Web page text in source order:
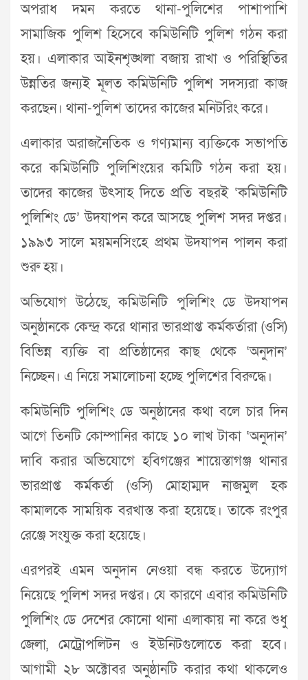
অপরাধ দমন করতে থানা-পুলিশের পাশাপাশি
সামাজিক পুলিশ হিসেবে কমিউনিটি পুলিশ গঠন করা
হয়। এলাকার আইনশৃঙ্খলা বজায় রাখা ও পরিস্থিতির
উন্নতির জন্যই মূলত কমিউনিটি পুলিশ সদস্যরা কাজ
করছেন। থানা-পুলিশ তাদের কাজের মনিটরিং করে।
এলাকার অরাজনৈতিক ও গণ্যমান্য ব্যক্তিকে সভাপতি
করে কমিউনিটি পুলিশিংয়ের কমিটি গঠন করা হয়।
তাদের কাজের উৎসাহ দিতে প্রতি বছরই ‘কমিউনিটি
পুলিশিং ডে’ উদযাপন করে আসছে পুলিশ সদর দপ্তর।
১৯৯৩ সালে ময়মনসিংহে প্রথম উদযাপন পালন করা
শুরু হয়।
অভিযোগ উঠেছে, কমিউনিটি পুলিশিং ডে উদযাপন
অনুষ্ঠানকে কেন্দ্র করে থানার ভারপ্রাপ্ত কর্মকর্তারা (ওসি)
বিভিন্ন ব্যক্তি বা প্রতিষ্ঠানের কাছ থেকে ‘অনুদান’
নিচ্ছেন। এ নিয়ে সমালোচনা হচ্ছে পুলিশের বিরুদ্ধে।
কমিউনিটি পুলিশিং ডে অনুষ্ঠানের কথা বলে চার দিন
আগে তিনটি কোম্পানির কাছে ১০ লাখ টাকা ‘অনুদান’
দাবি করার অভিযোগে হবিগঞ্জের শায়েস্তাগঞ্জ থানার
ভারপ্রাপ্ত কর্মকর্তা (ওসি) মোহাম্মদ নাজমুল হক
কামালকে সাময়িক বরখাস্ত করা হয়েছে। তাকে রংপুর
রেঞ্জে সংযুক্ত করা হয়েছে।
এরপরই এমন অনুদান নেওয়া বন্ধ করতে উদ্যোগ
নিয়েছে পুলিশ সদর দপ্তর। যে কারণে এবার কমিউনিটি
পুলিশিং ডে দেশের কোনো থানা এলাকায় না করে শুধু
জেলা, মেট্রোপলিটন ও ইউনিটগুলোতে করা হবে।
আগামী ২৮ অক্টোবর অনুষ্ঠানটি করার কথা থাকলেও